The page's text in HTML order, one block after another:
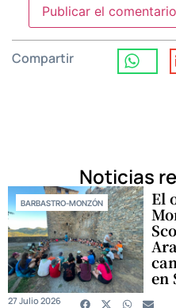
Compartir
Noticias
BARBASTRO-MONZÓN El
en
27 Julio 2026